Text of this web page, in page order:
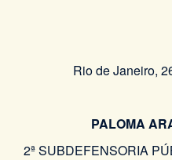
Rio de Janeiro,
PALOMA
2ª SUBDEFENSORIA